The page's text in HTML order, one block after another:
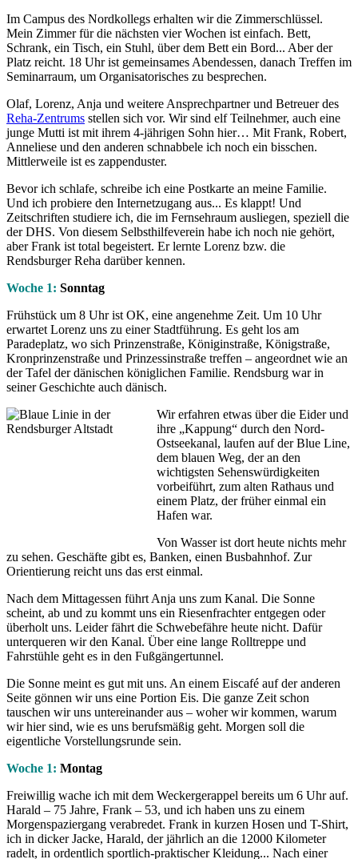
Im Campus des Nordkollegs erhalten wir die Zimmerschlüssel.
Mein Zimmer für die nächsten vier Wochen ist einfach. Bett,
Schrank, ein Tisch, ein Stuhl, über dem Bett ein Bord... Aber der
Platz reicht. 18 Uhr ist gemeinsames Abendessen, danach Treffen im
Seminarraum, um Organisatorisches zu besprechen.
Olaf, Lorenz, Anja und weitere Ansprechpartner und Betreuer des
Reha-Zentrums stellen sich vor. Wir sind elf Teilnehmer, auch eine
junge Mutti ist mit ihrem 4-jährigen Sohn hier… Mit Frank, Robert,
Anneliese und den anderen schnabbele ich noch ein bisschen.
Mittlerweile ist es zappenduster.
Bevor ich schlafe, schreibe ich eine Postkarte an meine Familie.
Und ich probiere den Internetzugang aus... Es klappt! Und
Zeitschriften studiere ich, die im Fernsehraum ausliegen, speziell die
der DHS. Von diesem Selbsthilfeverein habe ich noch nie gehört,
aber Frank ist total begeistert. Er lernte Lorenz bzw. die
Rendsburger Reha darüber kennen.
Woche 1: Sonntag
Frühstück um 8 Uhr ist OK, eine angenehme Zeit. Um 10 Uhr
erwartet Lorenz uns zu einer Stadtführung. Es geht los am
Paradeplatz, wo sich Prinzenstraße, Königinstraße, Königstraße,
Kronprinzenstraße und Prinzessinstraße treffen – angeordnet wie an
der Tafel der dänischen königlichen Familie. Rendsburg war in
seiner Geschichte auch dänisch.
Wir erfahren etwas über die Eider und
ihre „Kappung“ durch den Nord-
Ostseekanal, laufen auf der Blue Line,
dem blauen Weg, der an den
wichtigsten Sehenswürdigkeiten
vorbeiführt, zum alten Rathaus und
einem Platz, der früher einmal ein
Hafen war.
Von Wasser ist dort heute nichts mehr
zu sehen. Geschäfte gibt es, Banken, einen Busbahnhof. Zur
Orientierung reicht uns das erst einmal.
Nach dem Mittagessen führt Anja uns zum Kanal. Die Sonne
scheint, ab und zu kommt uns ein Riesenfrachter entgegen oder
überholt uns. Leider fährt die Schwebefähre heute nicht. Dafür
unterqueren wir den Kanal. Über eine lange Rolltreppe und
Fahrstühle geht es in den Fußgängertunnel.
Die Sonne meint es gut mit uns. An einem Eiscafé auf der anderen
Seite gönnen wir uns eine Portion Eis. Die ganze Zeit schon
tauschen wir uns untereinander aus – woher wir kommen, warum
wir hier sind, wie es uns berufsmäßig geht. Morgen soll die
eigentliche Vorstellungsrunde sein.
Woche 1: Montag
Freiwillig wache ich mit dem Weckergerappel bereits um 6 Uhr auf.
Harald – 75 Jahre, Frank – 53, und ich haben uns zu einem
Morgenspaziergang verabredet. Frank in kurzen Hosen und T-Shirt,
ich in dicker Jacke, Harald, der jährlich an die 12000 Kilometer
radelt, in ordentlich sportlich-praktischer Kleidung... Nach einer